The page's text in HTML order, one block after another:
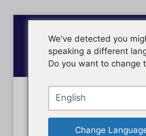
Connexion des
We've detected you
speaking a different
Do you want to change
English
Change